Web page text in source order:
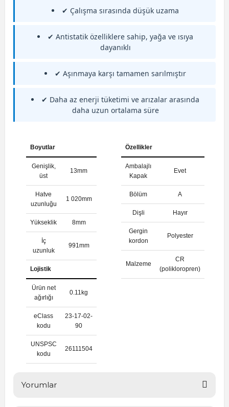
✔ Çalışma sırasında düşük uzama
✔ Antistatik özelliklere sahip, yağa ve ısıya
dayanıklı
✔ Aşınmaya karşı tamamen sarılmıştır
✔ Daha az enerji tüketimi ve arızalar arasında
daha uzun ortalama süre
Boyutlar
Genişlik,
üst
13mm
Hatve
uzunluğu
1 020mm
Yükseklik 8mm
İç
uzunluk
991mm
Lojistik
Ürün net
ağırlığı
0.11kg
eClass
kodu
23-17-02-
90
UNSPSC
kodu
26111504
Özellikler
Ambalajlı
Kapak
Evet
Bölüm A
Dişli Hayır
Gergin
kordon
Polyester
Malzeme
CR
(polikloropren)
Yorumlar